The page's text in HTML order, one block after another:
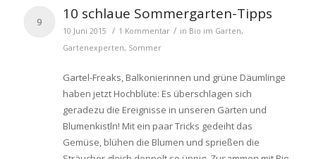
9 10 schlaue Sommergarten-Tipps
10 Juni 2015 / 1 Kommentar / in Bio im Garten,
Gartenexperten, Sommer
Gartel-Freaks, Balkonierinnen und grüne Däumlinge
haben jetzt Hochblüte: Es überschlagen sich
geradezu die Ereignisse in unseren Gärten und
Blumenkistln! Mit ein paar Tricks gedeiht das
Gemüse, blühen die Blumen und sprießen die